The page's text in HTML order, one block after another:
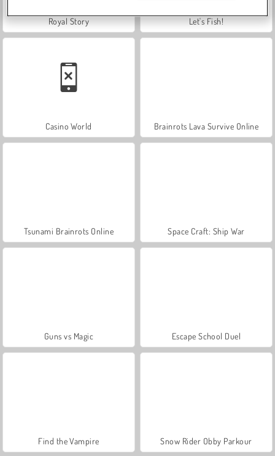
Royal Story Let's Fish!
Casino World Brainrots Lava Survive Online
Tsunami Brainrots Online Space Craft: Ship War
Guns vs Magic Escape School Duel
Find the Vampire Snow Rider Obby Parkour